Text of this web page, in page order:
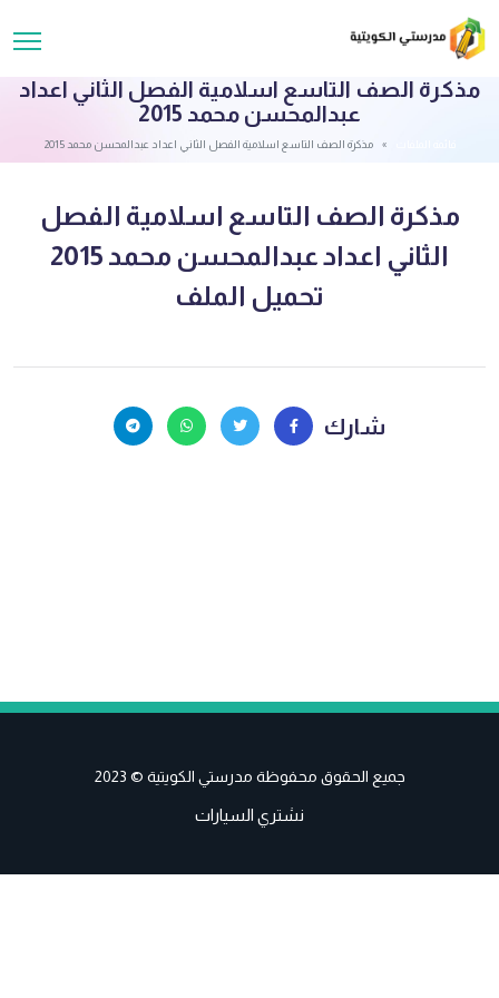
مذكرة الصف التاسع اسلامية الفصل الثاني اعداد
عبدالمحسن محمد 2015
مذكرة الصف التاسع اسلامية الفصل الثاني اعداد عبدالمحسن محمد 2015
مذكرة الصف التاسع اسلامية الفصل
الثاني اعداد عبدالمحسن محمد 2015
تحميل الملف
شارك
جميع الحقوق محفوظة مدرستي الكويتية © 2023
نشتري السيارات